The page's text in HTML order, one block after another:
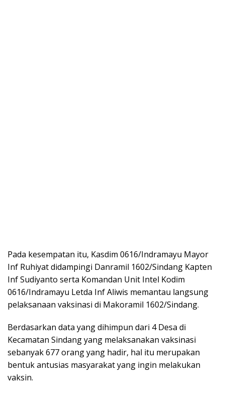
Pada kesempatan itu, Kasdim 0616/Indramayu Mayor
Inf Ruhiyat didampingi Danramil 1602/Sindang Kapten
Inf Sudiyanto serta Komandan Unit Intel Kodim
0616/Indramayu Letda Inf Aliwis memantau langsung
pelaksanaan vaksinasi di Makoramil 1602/Sindang.
Berdasarkan data yang dihimpun dari 4 Desa di
Kecamatan Sindang yang melaksanakan vaksinasi
sebanyak 677 orang yang hadir, hal itu merupakan
bentuk antusias masyarakat yang ingin melakukan
vaksin.